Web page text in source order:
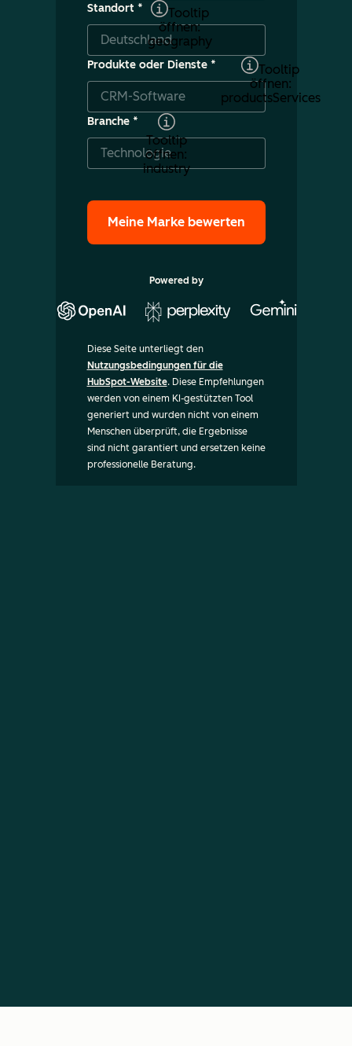
Standort *
Tooltip
öffnen:
geography
Produkte oder Dienste*
Tooltip
öffnen:
productsServices
Branche*
Tooltip
öffnen:
industry
Powered by
Diese Seite unterliegt den
Nutzungsbedingungen für die
HubSpot-Website. Diese Empfehlungen
werden von einem KI-gestützten Tool
generiert und wurden nicht von einem
Menschen überprüft, die Ergebnisse
sind nicht garantiert und ersetzen keine
professionelle Beratung.